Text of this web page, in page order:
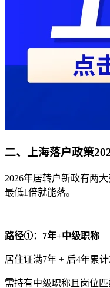
二、上海落户政策
2026年居转户新政有两
最低1倍就能落。
路径①：7年+中级职称
居住证满7年 + 后4年累
需持有中级职称且岗位匹